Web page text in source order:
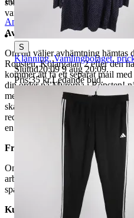
som avslutas samma dag.
varor märkta endast avhämtning
Avhämtning
Om du väljer avhämtning hämtas
Ropsten, Kolargatan 2 efter den
kommer att få ett separat mail
din order på Myrorna i Ropsten!
med legitimation. Hanteringstiden
ska hämtas senast 7 dagar efter
redo för avhämtning. Ordrar som
en avgift på 84 kr dras av från
Frakt
Om du har valt frakt kommer din
arbetsdagar. När din vara har
spårningsnummer av DSV inom
Kundservice
Anmäl Sälj liknande
S
Klänning, Vamlingbolaget.
Sluttid20:09 9 aug 20:09.
Pris:35 kr,Ledande bud.